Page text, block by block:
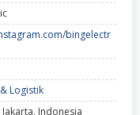
bingelectr
Logistik
Jakarta, Indonesia